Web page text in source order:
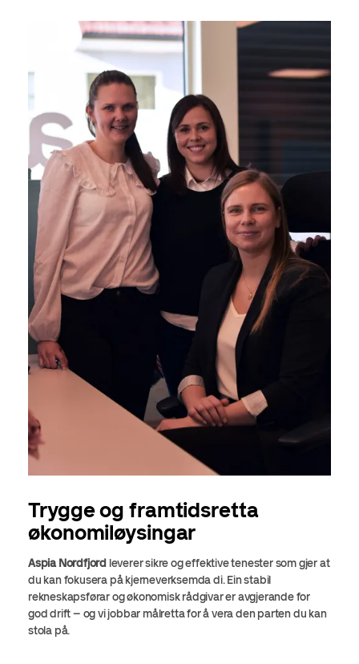
Trygge og framtidsretta
økonomiløysingar
Aspia Nordfjord leverer sikre og effektive tenester som gjer at
du kan fokusera på kjerneverksemda di. Ein stabil
rekneskapsførar og økonomisk rådgivar er avgjerande for
god drift – og vi jobbar målretta for å vera den parten du kan
stola på.